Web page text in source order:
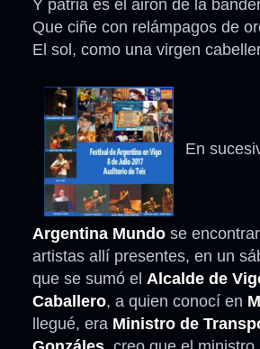
Y patria es el airón de la
Que ciñe con relámpagos de
El sol, como una virgen
En
Argentina Mundo se
artistas allí presentes, en un
que se sumó el Alcalde de
Caballero, a quien conocí en
llegué, era Ministro de